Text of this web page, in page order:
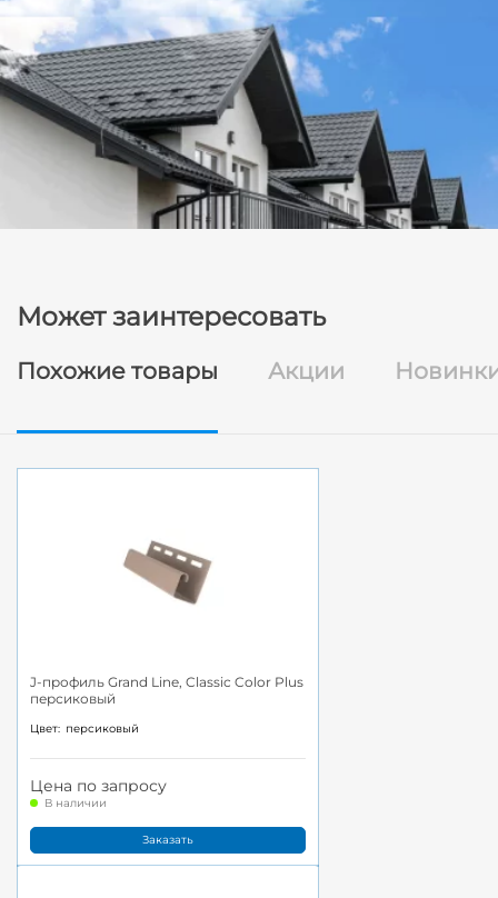
Может заинтересовать
Похожие товары Акции
J-профиль Grand Line, Classic Color Plus
персиковый
Цвет: персиковый
Цена по запросу
В наличии
Заказать